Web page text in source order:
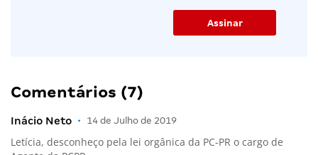
Comentários (7)
Inácio Neto • 14 de Julho de 2019
Letícia, desconheço pela lei orgânica da PC-PR o cargo de